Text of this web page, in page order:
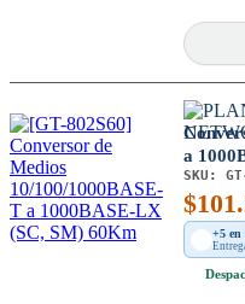
a
SKU:
$
+5 en